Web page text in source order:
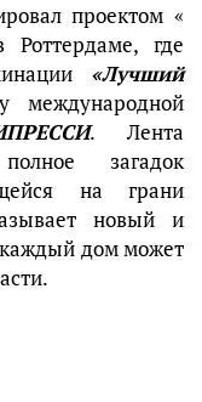
проектом «
где
«Лучший
. Лента
загадок
на грани
новый и
каждый дом может